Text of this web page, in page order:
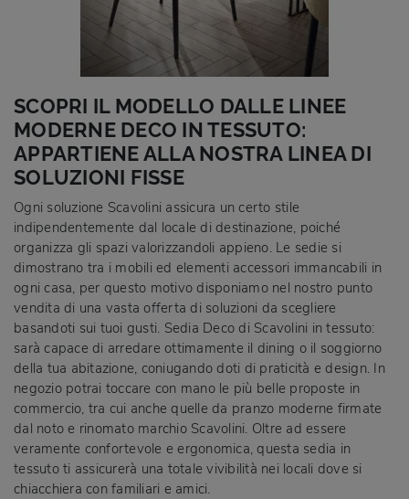
SCOPRI IL MODELLO DALLE LINEE
MODERNE DECO IN TESSUTO:
APPARTIENE ALLA NOSTRA LINEA DI
SOLUZIONI FISSE
Ogni soluzione Scavolini assicura un certo stile
indipendentemente dal locale di destinazione, poiché
organizza gli spazi valorizzandoli appieno. Le sedie si
dimostrano tra i mobili ed elementi accessori immancabili in
ogni casa, per questo motivo disponiamo nel nostro punto
vendita di una vasta offerta di soluzioni da scegliere
basandoti sui tuoi gusti. Sedia Deco di Scavolini in tessuto:
sarà capace di arredare ottimamente il dining o il soggiorno
della tua abitazione, coniugando doti di praticità e design. In
negozio potrai toccare con mano le più belle proposte in
commercio, tra cui anche quelle da pranzo moderne firmate
dal noto e rinomato marchio Scavolini. Oltre ad essere
veramente confortevole e ergonomica, questa sedia in
tessuto ti assicurerà una totale vivibilità nei locali dove si
chiacchiera con familiari e amici.